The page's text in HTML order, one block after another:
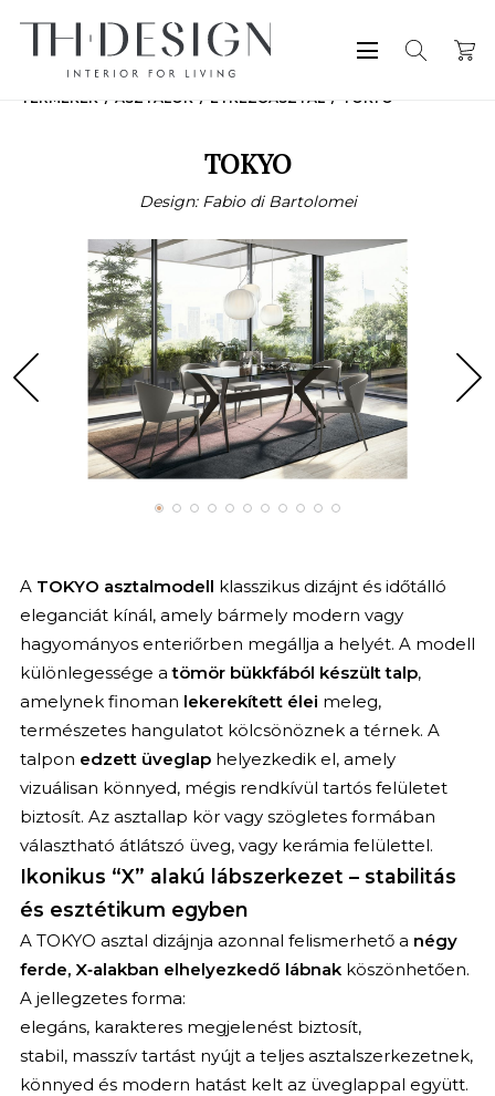
TERMÉKEK ASZTALOK ÉTKEZŐASZTAL TOKYO
TOKYO
Design: Fabio di Bartolomei
A TOKYO asztalmodell klasszikus dizájnt és időtálló
eleganciát kínál, amely bármely modern vagy
hagyományos enteriőrben megállja a helyét. A modell
különlegessége atömör bükkfából készült talp,
amelynek finoman lekerekített élei meleg,
természetes hangulatot kölcsönöznek a térnek. A
talpon edzett üveglaphelyezkedik el, amely
vizuálisan könnyed, mégis rendkívül tartós felületet
biztosít. Az asztallap kör vagy szögletes formában
választható átlátszó üveg, vagy kerámia felülettel.
Ikonikus “X” alakú lábszerkezet – stabilitás
és esztétikum egyben
A TOKYO asztal dizájnja azonnal felismerhető a négy
ferde, X‑alakban elhelyezkedő lábnakköszönhetően.
A jellegzetes forma:
elegáns, karakteres megjelenést biztosít,
stabil, masszív tartást nyújt a teljes asztalszerkezetnek,
könnyed és modern hatást kelt az üveglappal együtt.